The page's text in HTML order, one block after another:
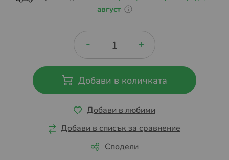
август
Добави в количката
Добави в любими
Добави в списък за сравнение
Сподели